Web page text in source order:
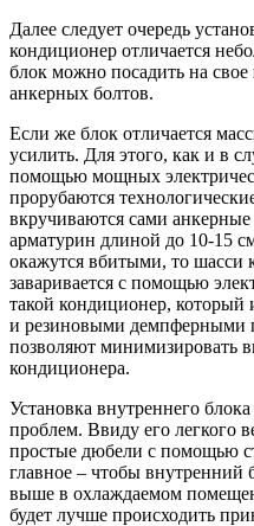
Далее следует очередь
кондиционер отличается
блок можно посадить на
анкерных болтов.
Если же блок отличается
усилить. Для этого, как и в
помощью мощных
прорубаются
вкручиваются сами
арматурин длиной до 10-15
окажутся вбитыми, то шасси
заваривается с помощью
такой кондиционер, который
и резиновыми демпферными
позволяют минимизировать
кондиционера.
Установка внутреннего
проблем. Ввиду его легкого
простые дюбели с помощью
главное – чтобы внутренний
выше в охлаждаемом
будет лучше происходить